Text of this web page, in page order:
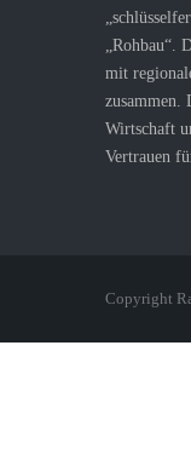
„Rohbau“.
mit
zusammen.
Wirtschaft
Vertrauen
Copyright